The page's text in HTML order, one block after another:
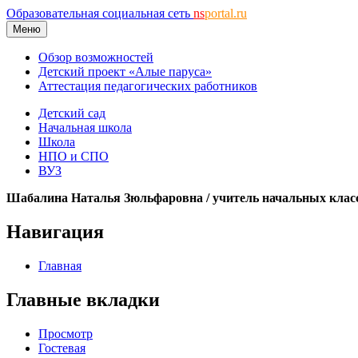
Образовательная социальная сеть nsportal.ru
Меню
Обзор возможностей
Детский проект «Алые паруса»
Аттестация педагогических работников
Детский сад
Начальная школа
Школа
НПО и СПО
ВУЗ
Шабалина Наталья Зюльфаровна / учитель начальных
Навигация
Главная
Главные вкладки
Просмотр
Гостевая